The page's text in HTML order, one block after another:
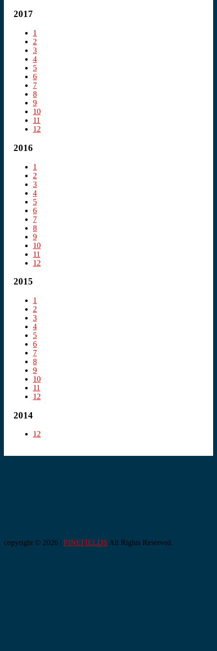
2017
1
2
3
4
5
6
7
8
9
10
11
12
2016
1
2
3
4
5
6
7
8
9
10
11
12
2015
1
2
3
4
5
6
7
8
9
10
11
12
2014
12
copyright © 2026 | PINEFIELDS All Rights Reserved.